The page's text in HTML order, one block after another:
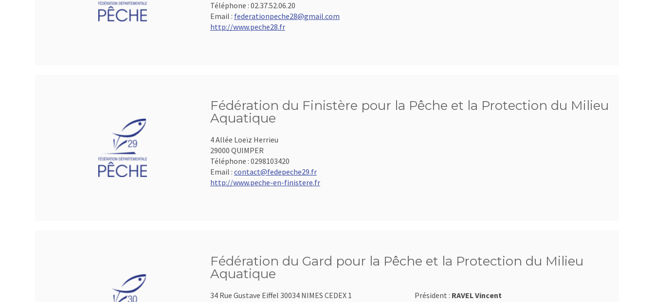
Téléphone : 02.37.52.06.20
Email : federationpeche28@gmail.com
http://www.peche28.fr
Fédération du Finistère pour la Pêche et la Protection du Milieu
Aquatique
4 Allée Loeïz Herrieu
29000 QUIMPER
Téléphone : 0298103420
Email : contact@fedepeche29.fr
http://www.peche-en-finistere.fr
Fédération du Gard pour la Pêche et la Protection du Milieu
Aquatique
34 Rue Gustave Eiffel 30034 NIMES CEDEX 1
Président : RAVEL Vincent